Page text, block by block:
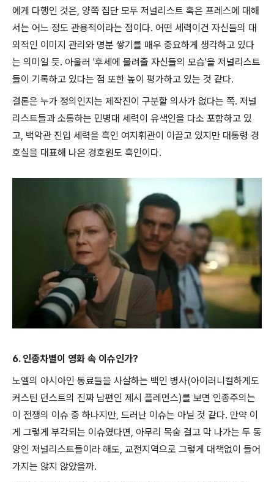
에게 다행인 것은, 양쪽 집단 모두 저널리스트 혹은 프레스에 대해
서는 어느 정도 관용적이라는 점이다. 어떤 세력이건 자신들의 대
외적인 이미지 관리와 명분 쌓기를 매우 중요하게 생각하고 있다
는 의미일 듯. 아울러 '후세에 물려줄 자신들의 모습'을 저널리스트
들이 기록하고 있다는 점 또한 높이 평가하고 있는 것 같다.
결론은 누가 정의인지는 제작진이 구분할 의사가 없다는 쪽. 저널
리스트들과 소통하는 민병대 세력이 유색인을 다소 포함하고 있
고, 백악관 진입 세력을 흑인 여지휘관이 이끌고 있지만 대통령 경
호실을 대표해 나온 경호원도 흑인이다.
6. 인종차별이 영화 속 이슈인가?
노엘의 아시아인 동료들을 사살하는 백인 병사(아이러니컬하게도
커스틴 던스트의 진짜 남편인 제시 플레먼스)를 보면 인종주의는
이 전쟁의 이슈 중 하나지만, 드러난 이슈는 아닐 것 같다. 만약 이
게 그렇게 부각되는 이슈였다면, 아무리 목숨 걸고 막 나가는 두 동
양인 저널리스트들이라 해도, 교전지역으로 그렇게 대책없이 들어
가지는 않지 않았을까.